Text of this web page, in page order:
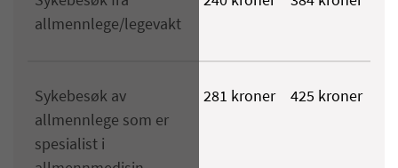
allmennlege/legevakt
Sykebesøk av
allmennlege som er
spesialist i
281 kroner 425 kroner